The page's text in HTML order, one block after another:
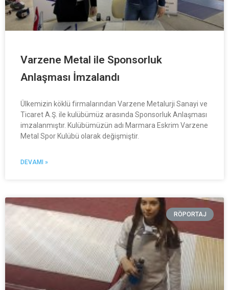
Varzene Metal ile Sponsorluk
Anlaşması İmzalandı
Ülkemizin köklü firmalarından Varzene Metalurji Sanayi ve
Ticaret A.Ş. ile kulübümüz arasında Sponsorluk Anlaşması
imzalanmıştır. Kulübümüzün adı Marmara Eskrim Varzene
Metal Spor Kulübü olarak değişmiştir.
DEVAMI »
RÖPORTAJ